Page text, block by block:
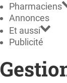
Pharmaciens
Annonces
Et aussi
Publicité